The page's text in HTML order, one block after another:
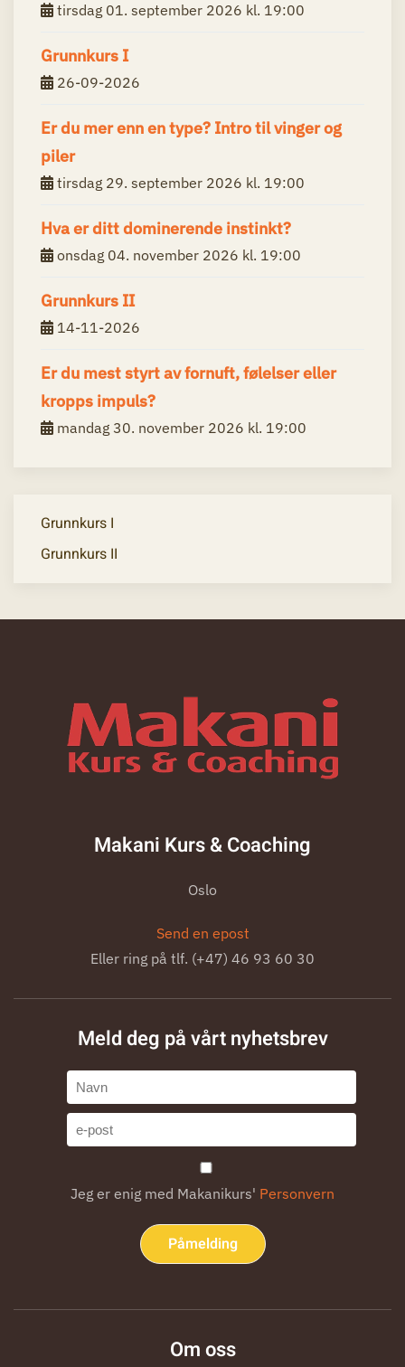
tirsdag 01. september 2026 kl. 19:00
Grunnkurs I
26-09-2026
Er du mer enn en type? Intro til vinger og
piler
tirsdag 29. september 2026 kl. 19:00
Hva er ditt dominerende instinkt?
onsdag 04. november 2026 kl. 19:00
Grunnkurs II
14-11-2026
Er du mest styrt av fornuft, følelser eller
kropps impuls?
mandag 30. november 2026 kl. 19:00
Grunnkurs I
Grunnkurs II
Makani Kurs & Coaching
Oslo
Send en epost
Eller ring på tlf. (+47) 46 93 60 30
Meld deg på vårt nyhetsbrev
Jeg er enig med Makanikurs' Personvern
Påmelding
Om oss